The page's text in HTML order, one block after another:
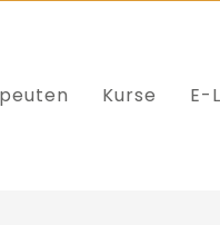
Kurse E-